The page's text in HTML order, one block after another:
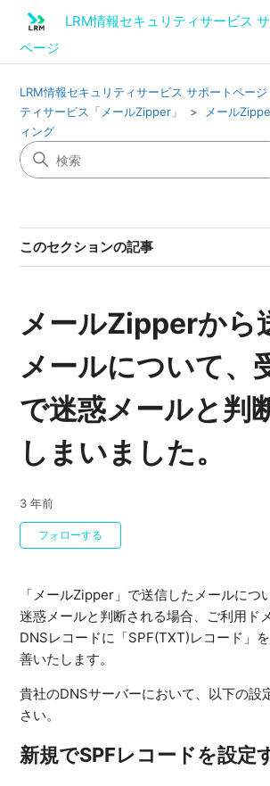
LRM情報セキュリティサービス
ページ
LRM情報セキュリティサービス サポートページ
ティサービス「メールZipper」
メール
ィング
このセクションの記事
メールZipperから
メールについて、
で迷惑メールと判
しまいました。
3 年前
フォローする
「メールZipper」で送信したメールにつ
迷惑メールと判断される場合、ご利用ド
DNSレコードに「SPF(TXT)レコード」
善いたします。
貴社のDNSサーバーにおいて、以下の設
さい。
新規でSPFレコードを設定